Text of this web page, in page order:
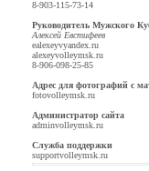
8-903-115-73-14
Руководитель Мужского
Алексей Евстифеев
ealexeyvyandex.ru
alexeyvolleymsk.ru
8-906-098-25-85
Адрес для фотографий с
fotovolleymsk.ru
Администратор сайта
adminvolleymsk.ru
Служба поддержки
supportvolleymsk.ru